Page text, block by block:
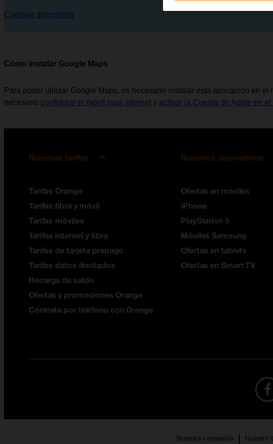
Cambiar dispositivo
Cómo instalar Google Maps
Para poder utilizar Google Maps, es necesario instalar esta aplicación en el
necesario configurar el móvil para internet y activar la Cuenta de Apple en el
Nuestras tarifas
Tarifas Orange
Tarifas fibra y móvil
Tarifas móviles
Tarifas internet y fibra
Tarifas de tarjeta prepago
Tarifas datos ilimitados
Recarga de saldo
Ofertas y promociones Orange
Contrata por teléfono con Orange
Nuestros dispositivos
Ofertas en móviles
iPhone
PlayStation 5
Móviles Samsung
Ofertas en tablets
Ofertas en Smart TV
Nuestra compañía Nuestro